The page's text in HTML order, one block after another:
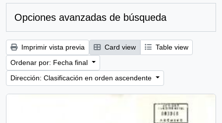
Opciones avanzadas de búsqueda
Imprimir vista previa Card view
Table view
Ordenar por: Fecha final
Dirección: Clasificación en orden ascendente